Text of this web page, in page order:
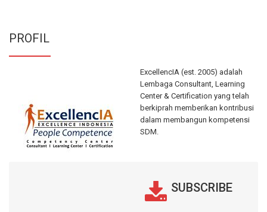
PROFIL
ExcellencIA (est. 2005) adalah
Lembaga Consultant, Learning
Center & Certification yang telah
berkiprah memberikan kontribusi
dalam membangun kompetensi
SDM.
SUBSCRIBE